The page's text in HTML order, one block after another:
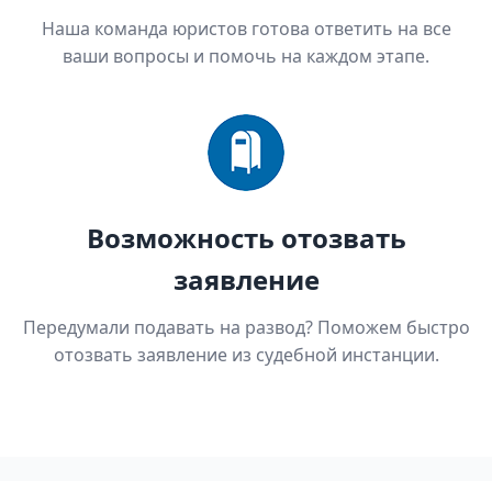
Наша команда юристов готова ответить на все
ваши вопросы и помочь на каждом этапе.
Возможность отозвать
заявление
Передумали подавать на развод? Поможем быстро
отозвать заявление из судебной инстанции.